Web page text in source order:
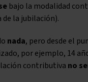
bajo la modalidad
la jubilación).
nada, pero desde el
por ejemplo, 14
contributiva no